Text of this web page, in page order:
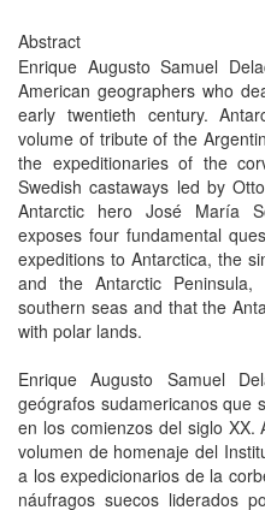
Abstract
Enrique Augusto Samuel
American geographers who
early twentieth century.
volume of tribute of the
the expeditionaries of the
Swedish castaways led by
Antarctic hero José María
exposes four fundamental
expeditions to Antarctica, the
and the Antarctic
southern seas and that the
with polar lands.
Enrique Augusto Samuel
geógrafos sudamericanos que
en los comienzos del siglo XX.
volumen de homenaje del
a los expedicionarios de la
náufragos suecos liderados